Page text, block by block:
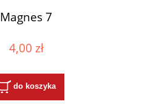
Magnes 7
4,00 zł
do koszyka